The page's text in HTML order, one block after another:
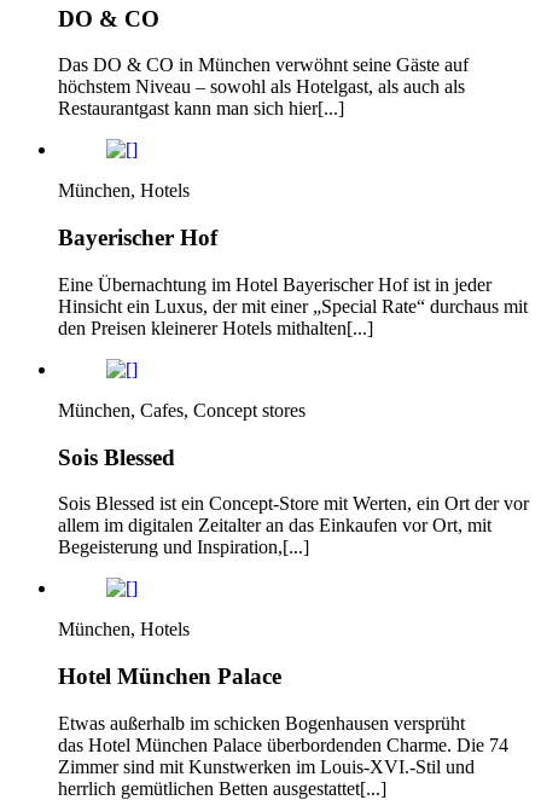
DO & CO
Das DO & CO in München verwöhnt seine Gäste auf
höchstem Niveau – sowohl als Hotelgast, als auch als
Restaurantgast kann man sich hier[...]
München, Hotels
Bayerischer Hof
Eine Übernachtung im Hotel Bayerischer Hof ist in jeder
Hinsicht ein Luxus, der mit einer „Special Rate“ durchaus mit
den Preisen kleinerer Hotels mithalten[...]
München, Cafes, Concept stores
Sois Blessed
Sois Blessed ist ein Concept-Store mit Werten, ein Ort der vor
allem im digitalen Zeitalter an das Einkaufen vor Ort, mit
Begeisterung und Inspiration,[...]
München, Hotels
Hotel München Palace
Etwas außerhalb im schicken Bogenhausen versprüht
das Hotel München Palace überbordenden Charme. Die 74
Zimmer sind mit Kunstwerken im Louis-XVI.-Stil und
herrlich gemütlichen Betten ausgestattet[...]